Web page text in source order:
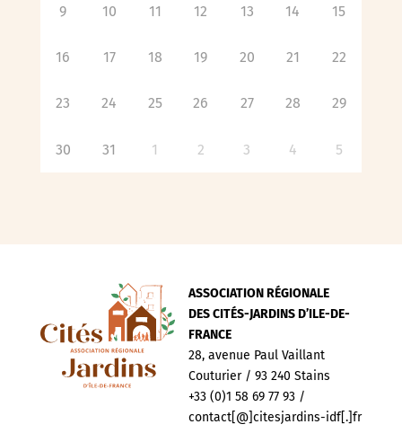
9 10 11 12 13 14 15
16 17 18 19 20 21 22
23 24 25 26 27 28 29
30 31 1 2 3 4 5
ASSOCIATION RÉGIONALE
DES CITÉS-JARDINS D’ILE-DE-
FRANCE
28, avenue Paul Vaillant
Couturier / 93 240 Stains
+33 (0)1 58 69 77 93 /
contact[@]citesjardins-idf[.]fr